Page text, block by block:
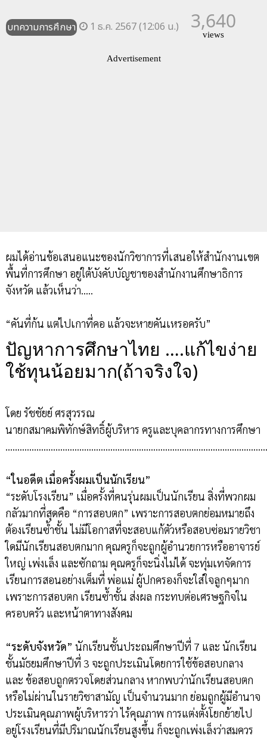
บทความการศึกษา 1 ธ.ค. 2567 (12:06 น.) 3,640
views
Advertisement
ผมได้อ่านข้อเสนอแนะของนักวิชาการที่เสนอให้สำนักงานเขต
พื้นที่การศึกษา อยู่ใต้บังคับบัญชาของสำนักงานศึกษาธิการ
จังหวัด แล้วเห็นว่า…..
“คันที่ก้น แต่ไปเกาที่คอ แล้วจะหายคันเหรอครับ”
ปัญหาการศึกษาไทย ….แก้ไขง่าย
ใช้ทุนน้อยมาก(ถ้าจริงใจ)
โดย รัชชัยย์ ศรสุวรรณ
นายกสมาคมพิทักษ์สิทธิ์ผู้บริหาร ครูและบุคลากรทางการศึกษา
“ในอดีต เมื่อครั้งผมเป็นนักเรียน”
“ระดับโรงเรียน” เมื่อครั้งที่คนรุ่นผมเป็นนักเรียน สิ่งที่พวกผม
กลัวมากที่สุดคือ “การสอบตก” เพราะการสอบตกย่อมหมายถึง
ต้องเรียนซ้ำชั้น ไม่มีโอกาสที่จะสอบแก้ตัวหรือสอบซ่อมรายวิชา
ใดมีนักเรียนสอบตกมาก คุณครูก็จะถูกผู้อำนวยการหรืออาจารย์
ใหญ่ เพ่งเล็ง และซักถาม คุณครูก็จะนิ่งไม่ได้ จะทุ่มเทจัดการ
เรียนการสอนอย่างเต็มที่ พ่อแม่ ผู้ปกครองก็จะใส่ใจลูกๆมาก
เพราะการสอบตก เรียนซ้ำชั้น ส่งผล กระทบต่อเศรษฐกิจใน
ครอบครัว และหน้าตาทางสังคม
“ระดับจังหวัด” นักเรียนชั้นประถมศึกษาปีที่ 7 และ นักเรียน
ชั้นมัธยมศึกษาปีที่ 3 จะถูกประเมินโดยการใช้ข้อสอบกลาง
และ ข้อสอบถูกตรวจโดยส่วนกลาง หากพบว่านักเรียนสอบตก
หรือไม่ผ่านในรายวิชาสามัญ เป็นจำนวนมาก ย่อมถูกผู้มีอำนาจ
ประเมินคุณภาพผู้บริหารว่า ไร้คุณภาพ การแต่งตั้งโยกย้ายไป
อยู่โรงเรียนที่มีปริมาณนักเรียนสูงขึ้น ก็จะถูกเพ่งเล็งว่าสมควร